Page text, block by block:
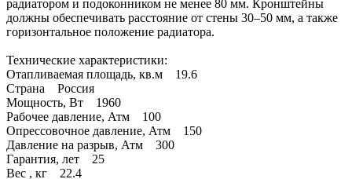
радиатором и подоконником не менее 80 мм. Кронштейны
должны обеспечивать расстояние от стены 30–50 мм, а также
горизонтальное положение радиатора.
Технические характеристики:
Отапливаемая площадь, кв.м 19.6
Страна Россия
Мощность, Вт 1960
Рабочее давление, Атм 100
Опрессовочное давление, Атм 150
Давление на разрыв, Атм 300
Гарантия, лет 25
Вес , кг 22.4